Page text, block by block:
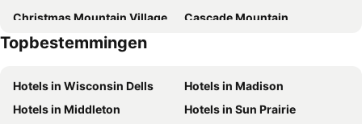
Christmas Mountain Village
Cascade Mountain
Blackhawk Ski Club
Topbestemmingen
Hotels in Wisconsin Dells
Hotels in Madison
Hotels in Middleton
Hotels in Sun Prairie